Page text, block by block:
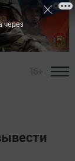
через